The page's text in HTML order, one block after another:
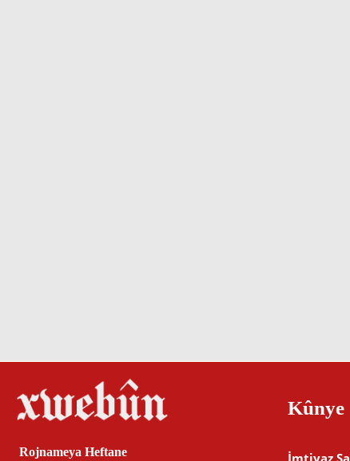
Rojnameya Heftane
Kûnye
İmtiyaz